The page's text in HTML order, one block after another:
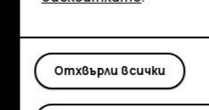
Поддръжка
FacebookInstagram
TiktokYoutube
Отхвърли всички